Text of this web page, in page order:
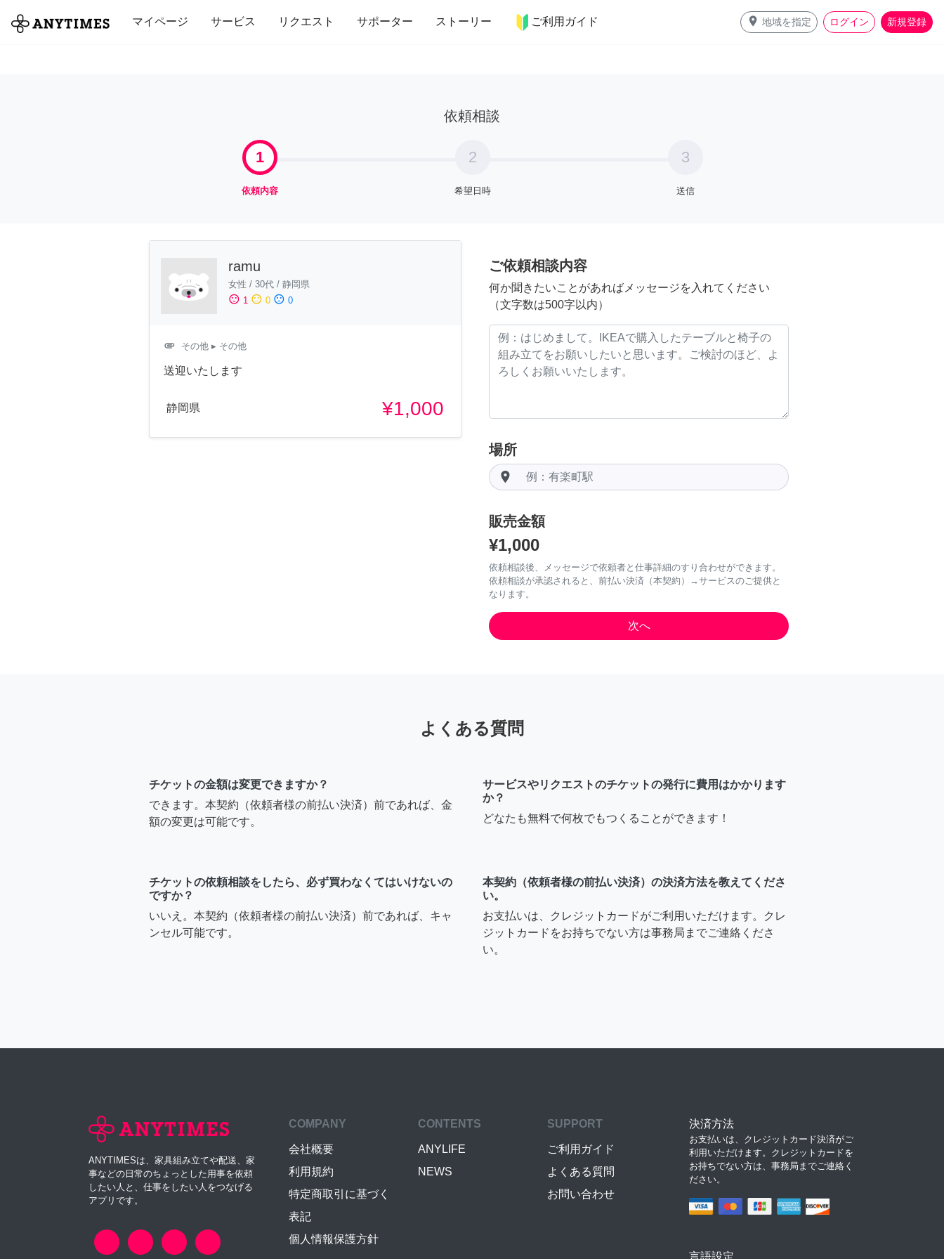
マイページ サービス リクエスト サポーター ストーリー ご利用ガイド place 地域を指定 ログイン 新規登録
全て 修理・組立 家事 引っ越し インテリア 趣味・習い事 ペット 料理
依頼相談
1
依頼内容
2
希望日時
3
送信
ramu
女性 / 30代 / 静岡県
sentiment_satisfied 1 sentiment_neutral 0 sentiment_dissatisfied 0
attachment その他 ▸ その他
送迎いたします
静岡県 ¥1,000
ご依頼相談内容
何か聞きたいことがあればメッセージを入れてください
（文字数は500字以内）
場所
room
販売金額
¥1,000
依頼相談後、メッセージで依頼者と仕事詳細のすり合わせができます。
依頼相談が承認されると、前払い決済（本契約）→サービスのご提供と
なります。
よくある質問
チケットの金額は変更できますか？
できます。本契約（依頼者様の前払い決済）前であれば、金
額の変更は可能です。
サービスやリクエストのチケットの発行に費用はかかります
か？
どなたも無料で何枚でもつくることができます！
チケットの依頼相談をしたら、必ず買わなくてはいけないの
ですか？
いいえ。本契約（依頼者様の前払い決済）前であれば、キャ
ンセル可能です。
本契約（依頼者様の前払い決済）の決済方法を教えてくださ
い。
お支払いは、クレジットカードがご利用いただけます。クレ
ジットカードをお持ちでない方は事務局までご連絡くださ
い。
ANYTIMESは、家具組み立てや配送、家
事などの日常のちょっとした用事を依頼
したい人と、仕事をしたい人をつなげる
アプリです。
COMPANY
会社概要
利用規約
特定商取引に基づく
表記
個人情報保護方針
CONTENTS
ANYLIFE
NEWS
SUPPORT
ご利用ガイド
よくある質問
お問い合わせ
決済方法
お支払いは、クレジットカード決済がご
利用いただけます。クレジットカードを
お持ちでない方は、事務局までご連絡く
ださい。
言語設定